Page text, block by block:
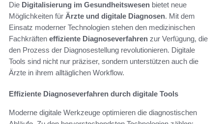
Die Digitalisierung im Gesundheitswesen bietet neue
Möglichkeiten für Ärzte und digitale Diagnosen. Mit dem
Einsatz moderner Technologien stehen den medizinischen
Fachkräften effiziente Diagnoseverfahren zur Verfügung, die
den Prozess der Diagnosestellung revolutionieren. Digitale
Tools sind nicht nur präziser, sondern unterstützen auch die
Ärzte in ihrem alltäglichen Workflow.
Effiziente Diagnoseverfahren durch digitale Tools
Moderne digitale Werkzeuge optimieren die diagnostischen